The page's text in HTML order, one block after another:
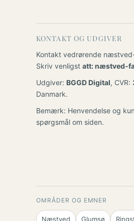
KONTAKT OG UDGIVER
Kontakt vedrørende
Skriv venligst att: næstved-
Udgiver: BGGD Digital, CVR:
Danmark.
Bemærk: Henvendelse og
spørgsmål om siden.
OMRÅDER OG EMNER
Næstved Glumsø